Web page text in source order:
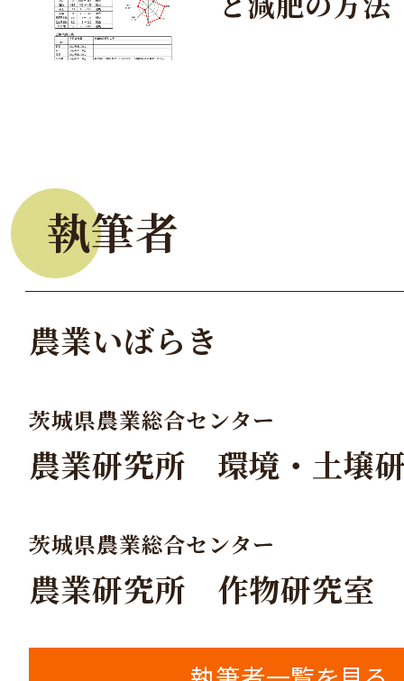
執筆者
農業いばらき
茨城県農業総合センター
農業研究所 環境・土壌
茨城県農業総合センター
農業研究所 作物研究室